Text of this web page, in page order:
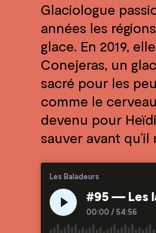
Glaciologue
années les
glace. En 2019,
Conejeras, un
sacré pour les
comme le
devenu pour
sauver avant